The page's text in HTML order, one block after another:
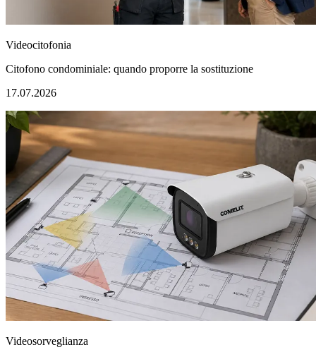
Videocitofonia
Citofono condominiale: quando proporre la sostituzione
17.07.2026
Videosorveglianza